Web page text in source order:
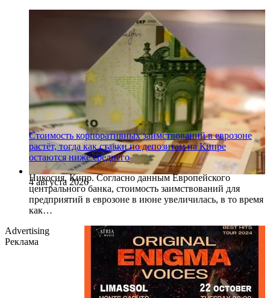
4 августа 2026
Стоимость корпоративных заимствований в еврозоне
растёт, тогда как ставки по депозитам на Кипре
остаются ниже среднего
Никосия, Кипр. Согласно данным Европейского
центрального банка, стоимость заимствований для
предприятий в еврозоне в июне увеличилась, в то время
как…
Advertising
Реклама